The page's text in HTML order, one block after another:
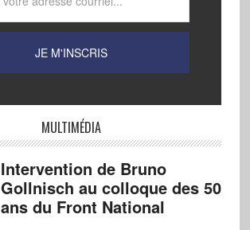
MULTIMÉDIA
Intervention de Bruno
Gollnisch au colloque des 50
ans du Front National